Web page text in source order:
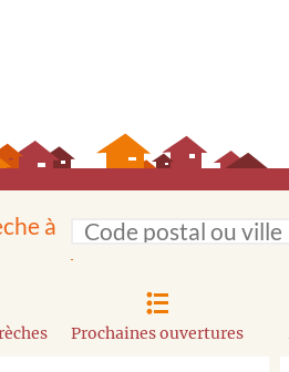
à
Prochaines ouvertures